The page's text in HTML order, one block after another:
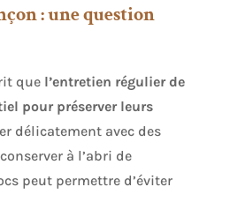
: une question
que l’entretien régulier de
pour préserver leurs
délicatement avec des
à l’abri de
peut permettre d’éviter